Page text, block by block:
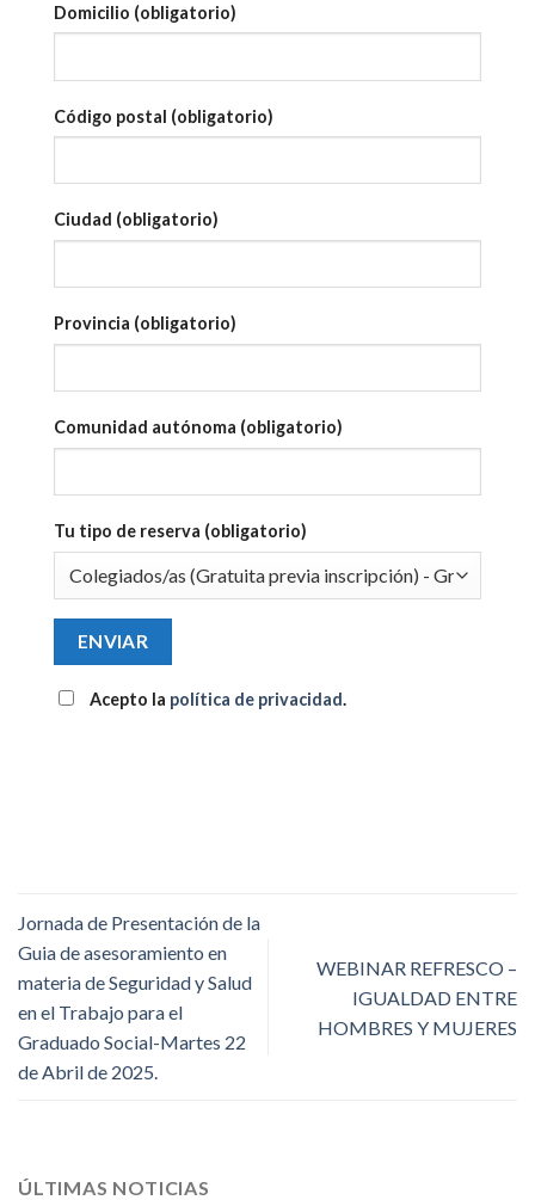
Domicilio (obligatorio)
Código postal (obligatorio)
Ciudad (obligatorio)
Provincia (obligatorio)
Comunidad autónoma (obligatorio)
Tu tipo de reserva (obligatorio)
Acepto la política de privacidad.
Jornada de Presentación de la
Guia de asesoramiento en
materia de Seguridad y Salud
en el Trabajo para el
Graduado Social-Martes 22
de Abril de 2025.
WEBINAR REFRESCO –
IGUALDAD ENTRE
HOMBRES Y MUJERES
ÚLTIMAS NOTICIAS